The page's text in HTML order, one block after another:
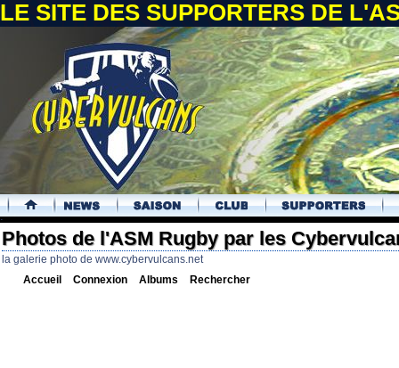
LE SITE DES SUPPORTERS DE
.
Photos de l'ASM Rugby par les
la galerie photo de www.cybervulcans.net
Accueil Connexion Albums Rechercher